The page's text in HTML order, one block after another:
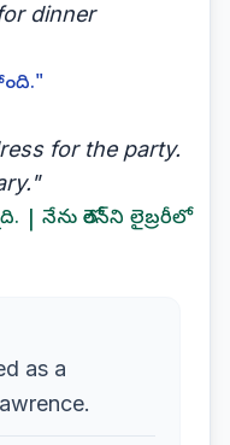
dinner
for the party.
| నేను లోరెన్‌ని లైబ్రరీలో
as a